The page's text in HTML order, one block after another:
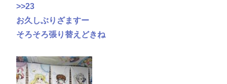
>>23
お久しぶりざますー
そろそろ張り替えどきね